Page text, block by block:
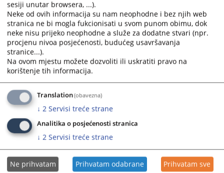
Dvije pravosnažne presude za nasilje u
porodici. Kantonalni sud u Goraždu
potvrdio kaznu zatvora u trajanju od 1
godine i 5 mjeseci.
Kantonalni sud u Goraždu potvrdio je prvostepenu presudu
Općinskog suda u Goraždu kojom je izrečena kazna zatvora
u trajanju od 1 (jedne) godine i 5 (pet) mjeseci protiv
osuđenog M. H. za krivično djelo Nasilje u porodici.
05.05.2026.
Sedmica sudske nagodbe od 10. do 22.
maja 2026. godine
Na inicijativu Visokog sudskog i tužilačkog vijeća BiH u svim
sesiji unutar browsera, ...).
Neke od ovih informacija su nam neophodne i bez njih web
stranica ne bi mogla fukcionisati u svom punom obimu, dok
neke nisu prijeko neophodne a služe za dodatne stvari (npr.
procjenu nivoa posjećenosti, budućeg usavršavanja
stranice...).
Na ovom mjestu možete dozvoliti ili uskratiti pravo na
korištenje tih informacija.
Translation(obavezna)
↓ 2 Servisi treće strane
Analitika o posjećenosti stranica
↓ 2 Servisi treće strane
Ne prihvatam Prihvatam odabrane Prihvatam sve